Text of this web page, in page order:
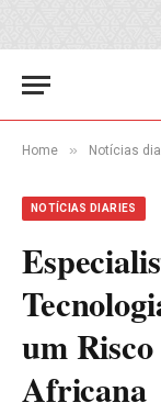
Home » Notícias
NOTÍCIAS DIARIES
um
Africana